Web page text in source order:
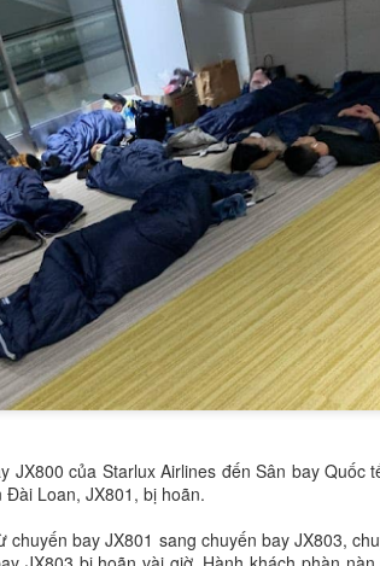
JX800 của Starlux Airlines đến Sân bay Quốc
Loan, JX801, bị hoãn.
chuyến bay JX801 sang chuyến bay JX803,